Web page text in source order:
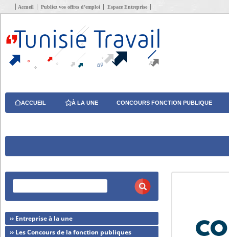
Accueil Publiez vos offres d’emploi Espace Entreprise
ACCUEIL À LA UNE CONCOURS FONCTION PUBLIQUE
›› Entreprise à la une
›› Les Concours de la fonction publiques